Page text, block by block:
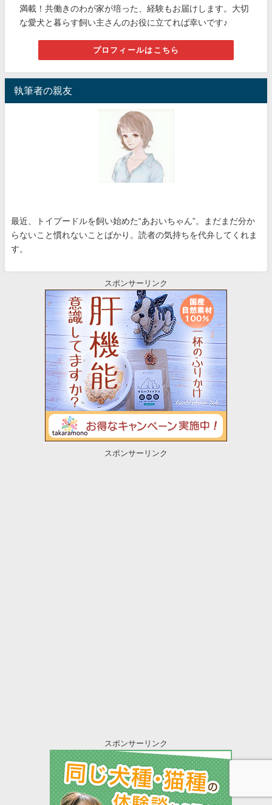
満載！共働きのわが家が培った、経験もお届けします。大切
な愛犬と暮らす飼い主さんのお役に立てれば幸いです♪
プロフィールはこちら
執筆者の親友
最近、トイプードルを飼い始めた“あおいちゃん”。まだまだ分か
らないこと慣れないことばかり。読者の気持ちを代弁してくれま
す。
スポンサーリンク
スポンサーリンク
スポンサーリンク